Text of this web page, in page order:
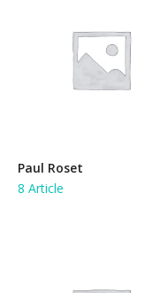
Paul Roset
8 Article